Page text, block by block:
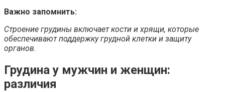
Важно запомнить:
Строение грудины включает кости и хрящи, которые
обеспечивают поддержку грудной клетки и защиту
органов.
Грудина у мужчин и женщин:
различия